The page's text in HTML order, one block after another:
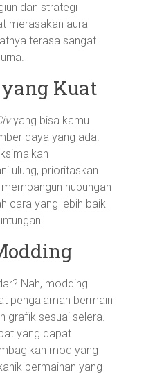
dan strategi
merasakan aura
terasa sangat
Kuat
yang bisa kamu
daya yang ada.
ulung, prioritaskan
hubungan
cara yang lebih baik
Nah, modding
pengalaman bermain
grafik sesuai selera.
yang dapat
mod yang
permainan yang